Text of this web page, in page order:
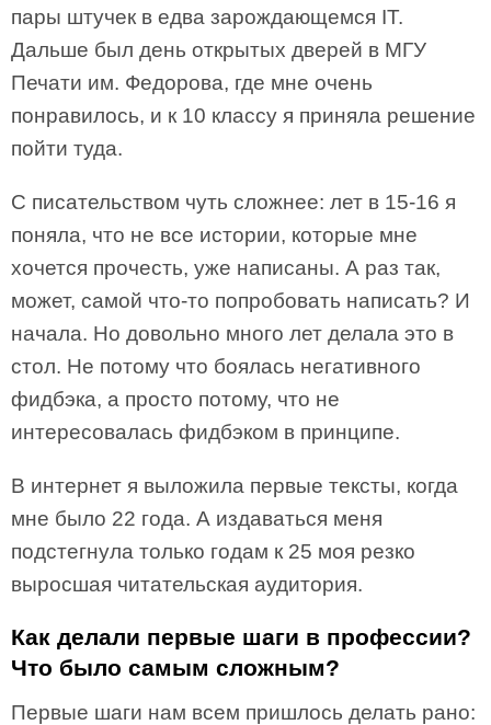
пары штучек в едва зарождающемся IT.
Дальше был день открытых дверей в МГУ
Печати им. Федорова, где мне очень
понравилось, и к 10 классу я приняла решение
пойти туда.
С писательством чуть сложнее: лет в 15-16 я
поняла, что не все истории, которые мне
хочется прочесть, уже написаны. А раз так,
может, самой что-то попробовать написать? И
начала. Но довольно много лет делала это в
стол. Не потому что боялась негативного
фидбэка, а просто потому, что не
интересовалась фидбэком в принципе.
В интернет я выложила первые тексты, когда
мне было 22 года. А издаваться меня
подстегнула только годам к 25 моя резко
выросшая читательская аудитория.
Как делали первые шаги в профессии?
Что было самым сложным?
Первые шаги нам всем пришлось делать рано: